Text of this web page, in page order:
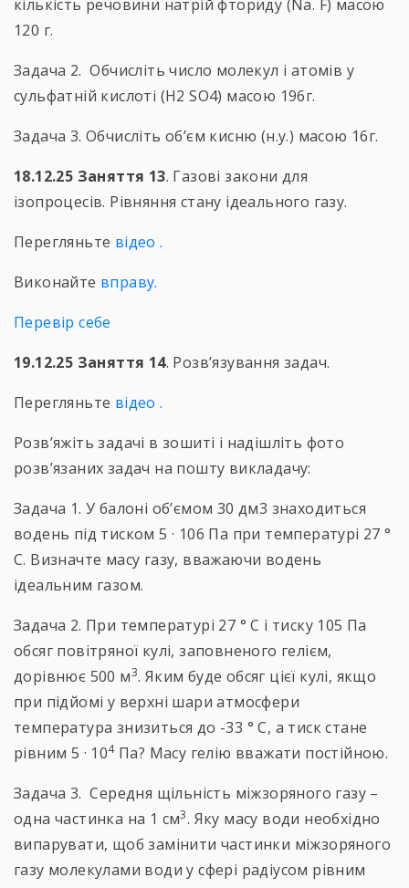
кількість речовини натрій фториду (Na. F) масою
120 г.
Задача 2. Обчисліть число молекул і атомів у
сульфатній кислоті (Н2 SО4) масою 196г.
Задача 3. Обчисліть об’єм кисню (н.у.) масою 16г.
18.12.25 Заняття 13. Газові закони для
ізопроцесів. Рівняння стану ідеального газу.
Перегляньте відео .
Виконайте вправу.
Перевір себе
19.12.25 Заняття 14. Розв’язування задач.
Перегляньте відео.
Розв’яжіть задачі в зошиті і надішліть фото
розв’язаних задач на пошту викладачу:
Задача 1. У балоні об’ємом 30 дм3 знаходиться
водень під тиском 5 · 106 Па при температурі 27 °
С. Визначте масу газу, вважаючи водень
ідеальним газом.
Задача 2. При температурі 27 ° С і тиску 105 Па
обсяг повітряної кулі, заповненого гелієм,
дорівнює 500 м3. Яким буде обсяг цієї кулі, якщо
при підйомі у верхні шари атмосфери
температура знизиться до -33 ° С, а тиск стане
рівним 5 · 104Па? Масу гелію вважати постійною.
Задача 3. Середня щільність міжзоряного газу –
одна частинка на 1 см3. Яку масу води необхідно
випарувати, щоб замінити частинки міжзоряного
газу молекулами води у сфері радіусом рівним